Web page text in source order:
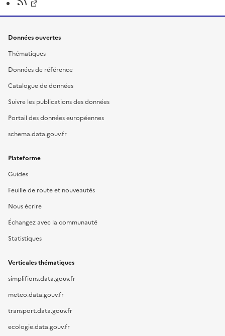
Données ouvertes
Thématiques
Données de référence
Catalogue de données
Suivre les publications des données
Portail des données européennes
schema.data.gouv.fr
Plateforme
Guides
Feuille de route et nouveautés
Nous écrire
Échangez avec la communauté
Statistiques
Verticales thématiques
simplifions.data.gouv.fr
meteo.data.gouv.fr
transport.data.gouv.fr
ecologie.data.gouv.fr